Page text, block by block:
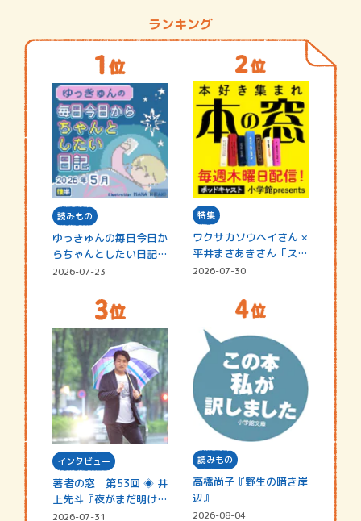
ランキング
読みもの
ゆっきゅんの毎日今日か
らちゃんとしたい日記
☆202…
2026-07-23
特集
ワクサカソウヘイさん ×
平井まさあきさん「スペ
シャ…
2026-07-30
インタビュー
著者の窓 第53回 ◈ 井
上先斗『夜がまだ明けな
い』
2026-07-31
読みもの
高橋尚子『野生の暗き岸
辺』
2026-08-04